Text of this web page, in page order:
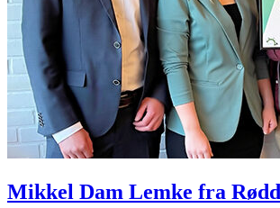
Mikkel Dam Lemke fra